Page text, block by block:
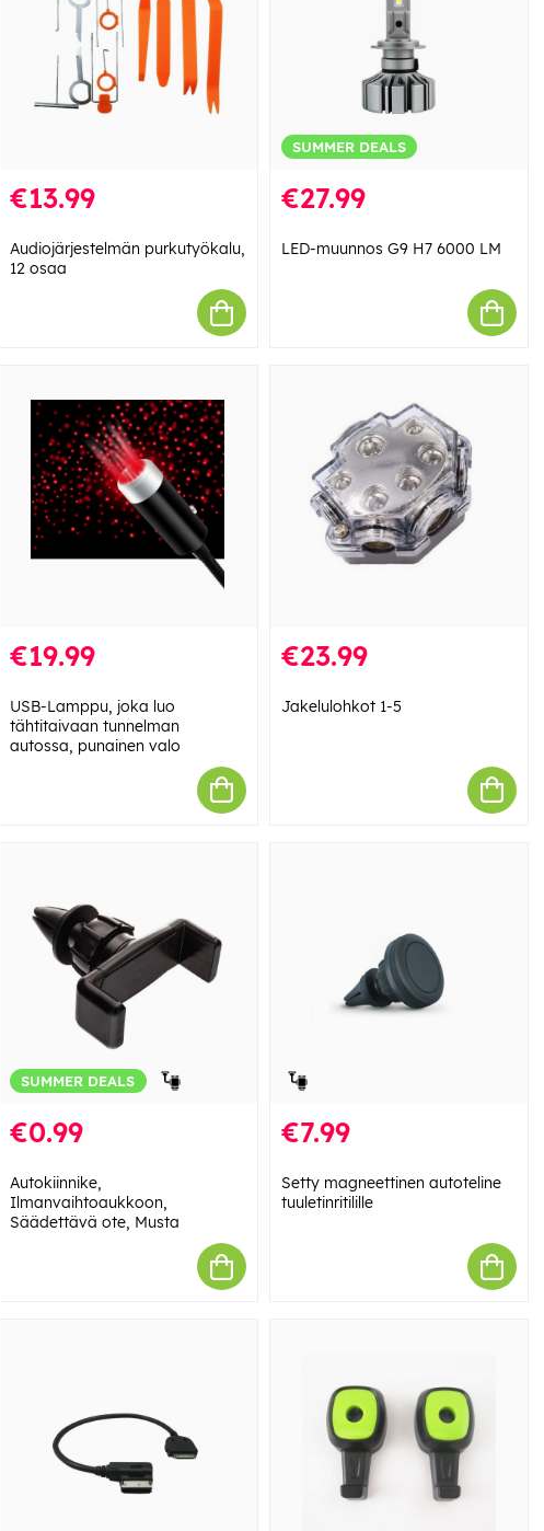
€13.99
Audiojärjestelmän purkutyökalu,
12 osaa
SUMMER DEALS
€27.99
LED-muunnos G9 H7 6000 LM
€19.99
USB-Lamppu, joka luo
tähtitaivaan tunnelman
autossa, punainen valo
€23.99
Jakelulohkot 1-5
SUMMER DEALS
€0.99
Autokiinnike,
Ilmanvaihtoaukkoon,
Säädettävä ote, Musta
€7.99
Setty magneettinen autoteline
tuuletinritilille